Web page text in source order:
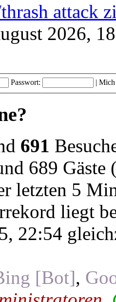
attack
2026,
Passwort: | Mich
691
689 Gäste
letzten 5
liegt
22:54
[Bot],